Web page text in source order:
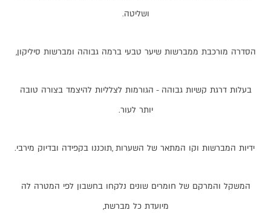
ושליטה.
הסדרה מורכבת ממברשות שיער טבעי ברמה גבוהה ומברשות סיליקון,
בעלות דרגת קשיות גבוהה - הגורמות לצלליות להיצמד בצורה טובה
יותר לעור.
ידיות המברשות וקו המתאר של השערות ,תוכננו בקפידה ובדיוק מירבי.
המשקל והמרקם של חומרים שונים נלקחו בחשבון לפי המטרה לה
מיועדת כל מברשת,